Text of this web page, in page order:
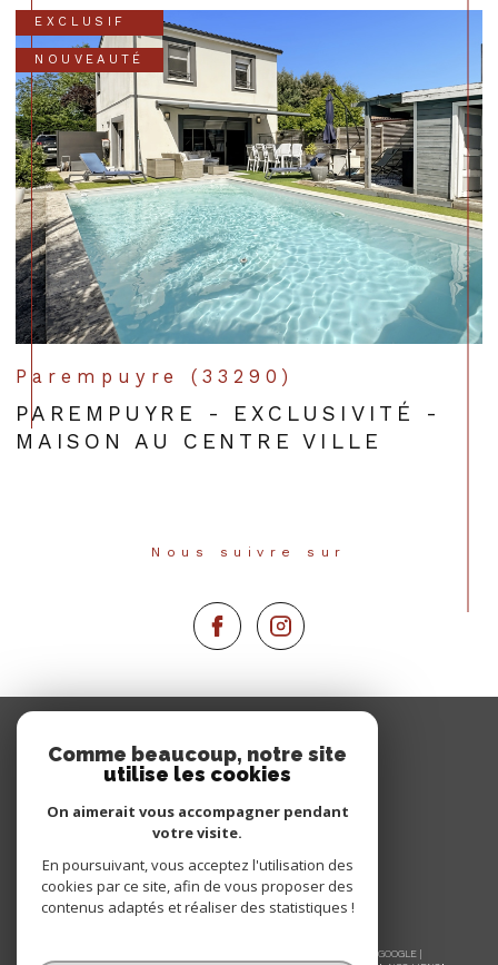
EXCLUSIF
NOUVEAUTÉ
Parempuyre (33290)
PAREMPUYRE - EXCLUSIVITÉ -
MAISON AU CENTRE VILLE
Nous suivre sur
PROPRIÉTAIRE
Se connecter
© 2026 | TOUS DROITS RÉSERVÉS | TRADUCTION POWERED BY GOOGLE |
Comme beaucoup, notre site
utilise les cookies
On aimerait vous accompagner pendant
votre visite.
En poursuivant, vous acceptez l'utilisation des
cookies par ce site, afin de vous proposer des
contenus adaptés et réaliser des statistiques !